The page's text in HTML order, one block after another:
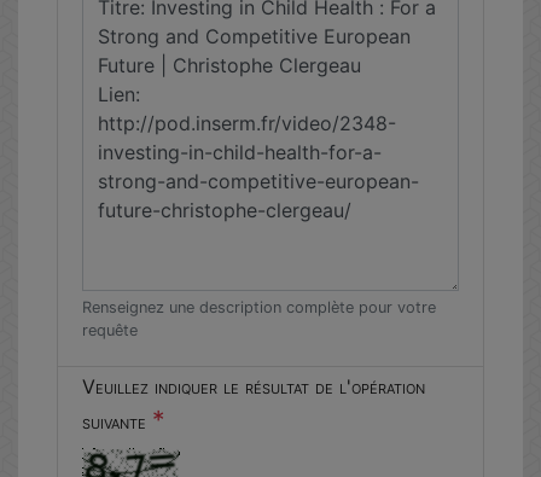
Renseignez une description complète pour votre
requête
Veuillez indiquer le résultat de l'opération
suivante *